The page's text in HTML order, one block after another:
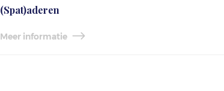
(Spat)aderen
Meer informatie